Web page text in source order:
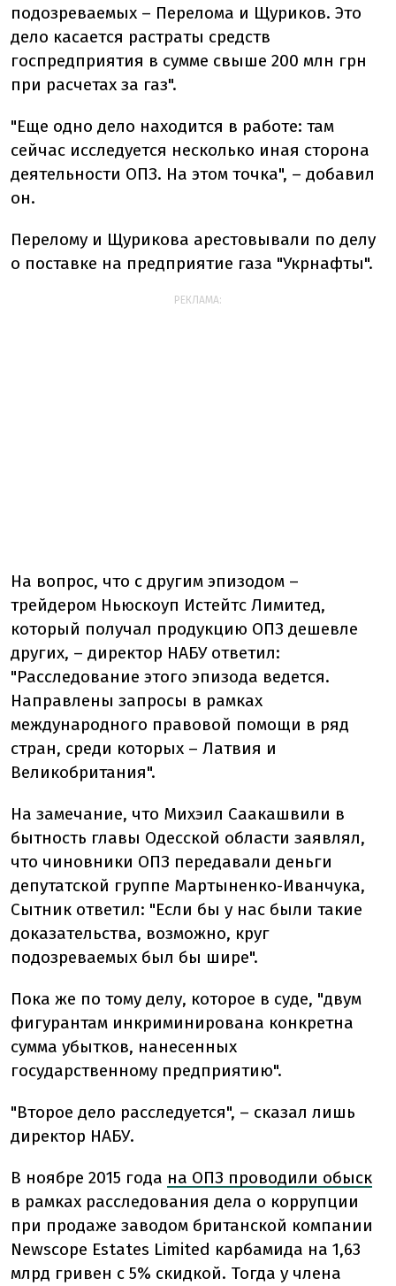
подозреваемых – Перелома и Щуриков. Это
дело касается растраты средств
госпредприятия в сумме свыше 200 млн грн
при расчетах за газ".
"Еще одно дело находится в работе: там
сейчас исследуется несколько иная сторона
деятельности ОПЗ. На этом точка", – добавил
он.
Перелому и Щурикова арестовывали по делу
о поставке на предприятие газа "Укрнафты".
РЕКЛАМА:
На вопрос, что с другим эпизодом –
трейдером Ньюскоуп Истейтс Лимитед,
который получал продукцию ОПЗ дешевле
других, – директор НАБУ ответил:
"Расследование этого эпизода ведется.
Направлены запросы в рамках
международного правовой помощи в ряд
стран, среди которых – Латвия и
Великобритания".
На замечание, что Михэил Саакашвили в
бытность главы Одесской области заявлял,
что чиновники ОПЗ передавали деньги
депутатской группе Мартыненко-Иванчука,
Сытник ответил: "Если бы у нас были такие
доказательства, возможно, круг
подозреваемых был бы шире".
Пока же по тому делу, которое в суде, "двум
фигурантам инкриминирована конкретна
сумма убытков, нанесенных
государственному предприятию".
"Второе дело расследуется", – сказал лишь
директор НАБУ.
В ноябре 2015 года на ОПЗ проводили обыск
в рамках расследования дела о коррупции
при продаже заводом британской компании
Newscope Estates Limited карбамида на 1,63
млрд гривен с 5% скидкой. Тогда у члена